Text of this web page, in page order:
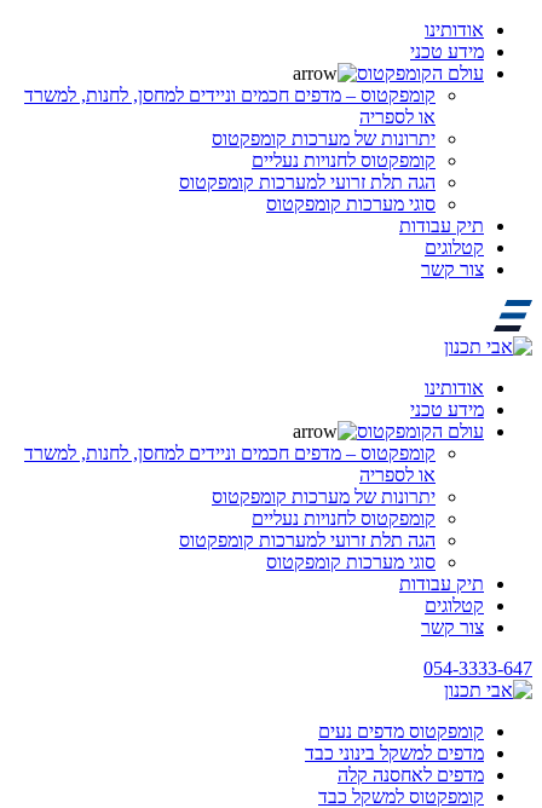
אודותינו
מידע טכני
עולם הקומפקטוס
קומפקטוס – מדפים חכמים וניידים למחסן, לחנות, למשרד
או לספריה
יתרונות של מערכות קומפקטוס
קומפקטוס לחנויות נעליים
הגה תלת זרועי למערכות קומפקטוס
סוגי מערכות קומפקטוס
תיק עבודות
קטלוגים
צור קשר
אודותינו
מידע טכני
עולם הקומפקטוס
קומפקטוס – מדפים חכמים וניידים למחסן, לחנות, למשרד
או לספריה
יתרונות של מערכות קומפקטוס
קומפקטוס לחנויות נעליים
הגה תלת זרועי למערכות קומפקטוס
סוגי מערכות קומפקטוס
תיק עבודות
קטלוגים
צור קשר
054-3333-647
קומפקטוס מדפים נעים
מדפים למשקל בינוני כבד
מדפים לאחסנה קלה
קומפקטוס למשקל כבד